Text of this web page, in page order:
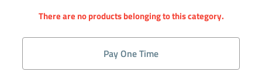
There are no products belonging to this category.
Pay One Time